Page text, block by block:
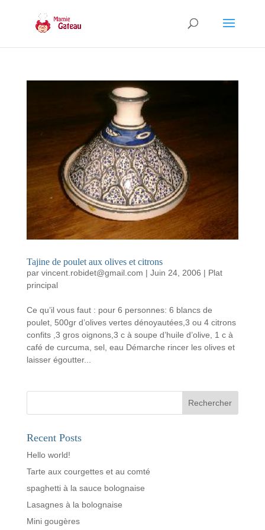
Tajine de poulet aux olives et citrons
par vincent.robidet@gmail.com | Juin 24, 2006 | Plat
principal
Ce qu’il vous faut : pour 6 personnes: 6 blancs de
poulet, 500gr d’olives vertes dénoyautées,3 ou 4 citrons
confits ,3 gros oignons,3 c à soupe d’huile d’olive, 1 c à
café de curcuma, sel, eau Démarche rincer les olives et
laisser égoutter...
Rechercher
Recent Posts
Hello world!
Tarte aux courgettes et au comté
spaghetti à la sauce bolognaise
Lasagnes à la bolognaise
Mini gougères